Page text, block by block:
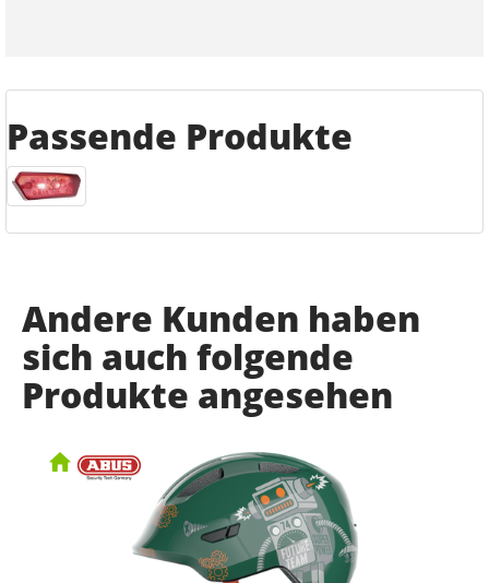
Passende Produkte
Andere Kunden haben
sich auch folgende
Produkte angesehen